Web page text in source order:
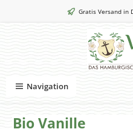
Zum Hauptinhalt springenGratis Versand in
Navigation
Bio Vanille